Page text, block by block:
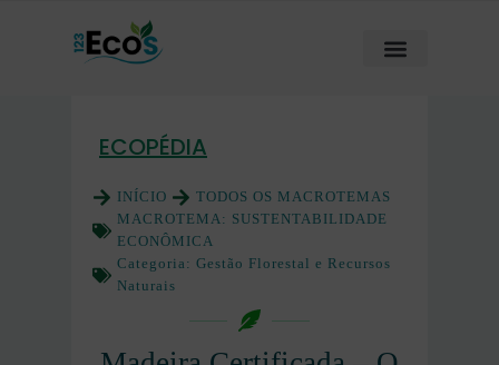
ECOPÉDIA
INÍCIO
TODOS OS MACROTEMAS
MACROTEMA: SUSTENTABILIDADE
ECONÔMICA
Categoria: Gestão Florestal e Recursos
Naturais